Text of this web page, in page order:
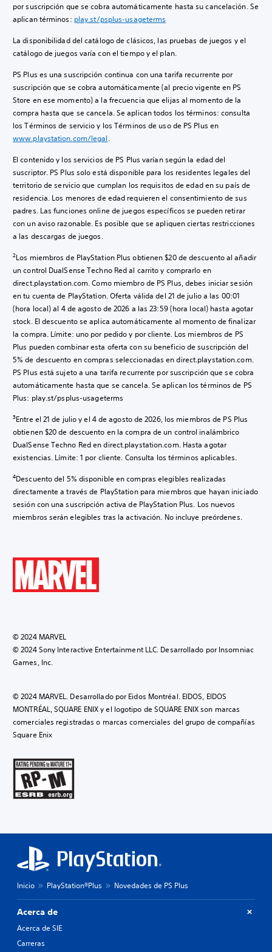
por suscripción que se cobra automáticamente hasta su cancelación. Se
aplican términos: play.st/psplus-usageterms
La disponibilidad del catálogo de clásicos, las pruebas de juegos y el
catálogo de juegos varía con el tiempo y el plan.
PS Plus es una suscripción continua con una tarifa recurrente por
suscripción que se cobra automáticamente (al precio vigente en PS
Store en ese momento) a la frecuencia que elijas al momento de la
compra hasta que se cancela. Se aplican todos los términos: consulta
los Términos de servicio y los Términos de uso de PS Plus en
www.playstation.com/legal.
El contenido y los servicios de PS Plus varían según la edad del
suscriptor. PS Plus solo está disponible para los residentes legales del
territorio de servicio que cumplan los requisitos de edad en su país de
residencia. Los menores de edad requieren el consentimiento de sus
padres. Las funciones online de juegos específicos se pueden retirar
con un aviso razonable. Es posible que se apliquen ciertas restricciones
a las descargas de juegos.
2Los miembros de PlayStation Plus obtienen $20 de descuento al añadir
un control DualSense Techno Red al carrito y comprarlo en
direct.playstation.com. Como miembro de PS Plus, debes iniciar sesión
en tu cuenta de PlayStation. Oferta válida del 21 de julio a las 00:01
(hora local) al 4 de agosto de 2026 a las 23:59 (hora local) hasta agotar
stock. El descuento se aplica automáticamente al momento de finalizar
la compra. Límite: uno por pedido y por cliente. Los miembros de PS
Plus pueden combinar esta oferta con su beneficio de suscripción del
5% de descuento en compras seleccionadas en direct.playstation.com.
PS Plus está sujeto a una tarifa recurrente por suscripción que se cobra
automáticamente hasta que se cancela. Se aplican los términos de PS
Plus: play.st/psplus-usageterms
3Entre el 21 de julio y el 4 de agosto de 2026, los miembros de PS Plus
obtienen $20 de descuento en la compra de un control inalámbrico
DualSense Techno Red en direct.playstation.com. Hasta agotar
existencias. Límite: 1 por cliente. Consulta los términos aplicables.
4Descuento del 5% disponible en compras elegibles realizadas
directamente a través de PlayStation para miembros que hayan iniciado
sesión con una suscripción activa de PlayStation Plus. Los nuevos
miembros serán elegibles tras la activación. No incluye preórdenes.
© 2024 MARVEL
© 2024 Sony Interactive Entertainment LLC. Desarrollado por Insomniac
Games, Inc.
© 2024 MARVEL. Desarrollado por Eidos Montréal. EIDOS, EIDOS
MONTRÉAL, SQUARE ENIX y el logotipo de SQUARE ENIX son marcas
comerciales registradas o marcas comerciales del grupo de compañías
Square Enix
Inicio PlayStation®Plus Novedades de PS Plus
Acerca de
Acerca de SIE
Carreras